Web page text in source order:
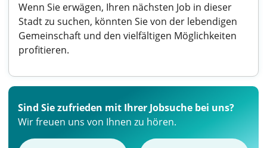
Wenn Sie erwägen, Ihren nächsten Job in dieser
Stadt zu suchen, könnten Sie von der lebendigen
Gemeinschaft und den vielfältigen Möglichkeiten
profitieren.
Sind Sie zufrieden mit Ihrer Jobsuche bei uns?
Wir freuen uns von Ihnen zu hören.